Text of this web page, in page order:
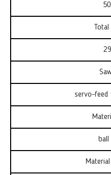
servo-feed
ball